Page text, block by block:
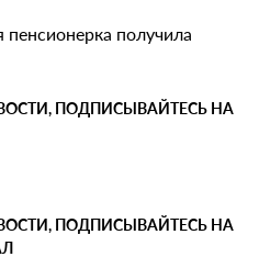
пенсионерка получила
ПОДПИСЫВАЙТЕСЬ НА
ПОДПИСЫВАЙТЕСЬ НА